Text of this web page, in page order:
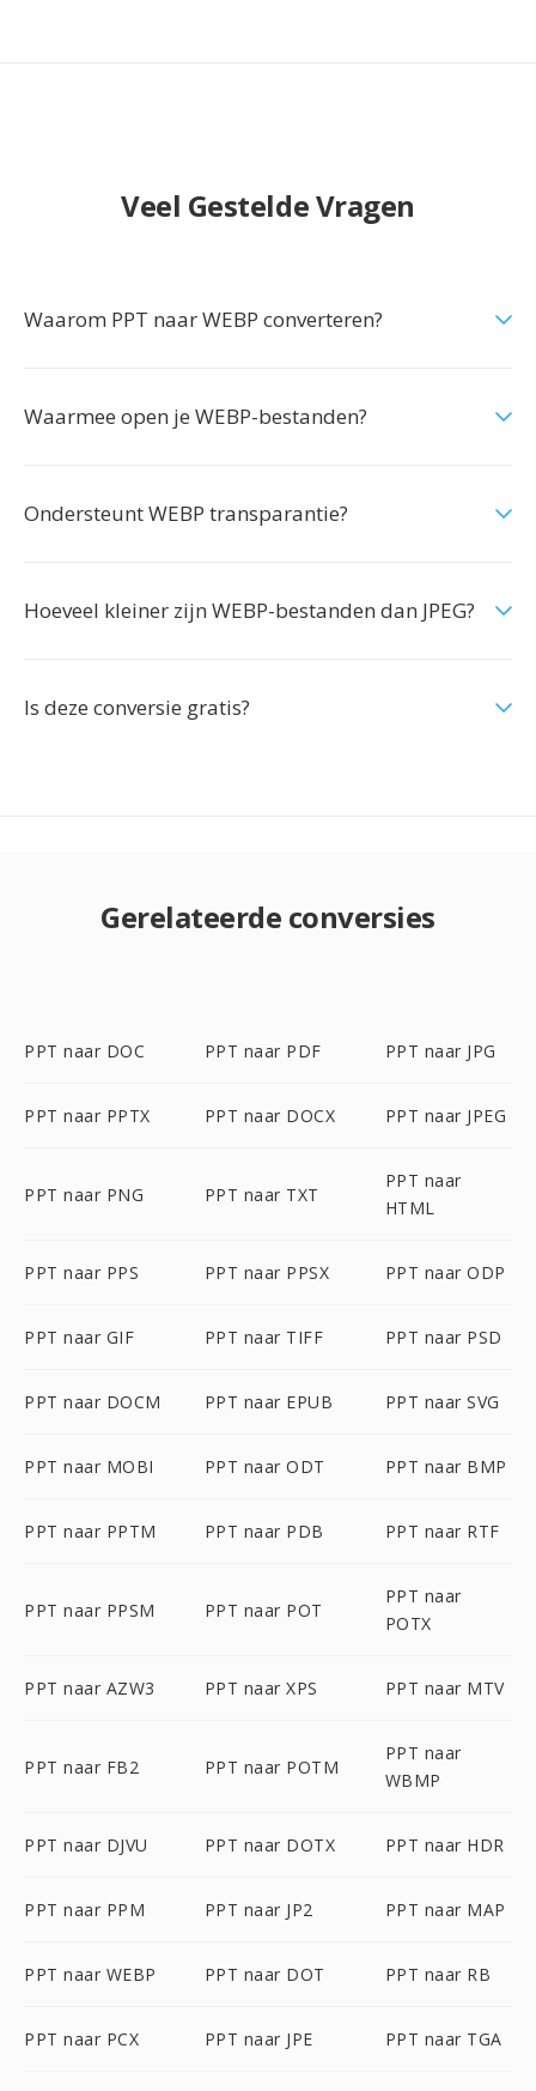
Veel Gestelde Vragen
Waarom PPT naar WEBP converteren?
Waarmee open je WEBP-bestanden?
Ondersteunt WEBP transparantie?
Hoeveel kleiner zijn WEBP-bestanden dan JPEG?
Is deze conversie gratis?
Gerelateerde conversies
PPT naar DOC PPT naar PDF PPT naar JPG
PPT naar PPTX PPT naar DOCX PPT naar JPEG
PPT naar PNG PPT naar TXT
PPT naar
HTML
PPT naar PPS PPT naar PPSX PPT naar ODP
PPT naar GIF PPT naar TIFF PPT naar PSD
PPT naar DOCM PPT naar EPUB PPT naar SVG
PPT naar MOBI PPT naar ODT PPT naar BMP
PPT naar PPTM PPT naar PDB PPT naar RTF
PPT naar PPSM PPT naar POT
PPT naar
POTX
PPT naar AZW3 PPT naar XPS PPT naar MTV
PPT naar FB2 PPT naar POTM
PPT naar
WBMP
PPT naar DJVU PPT naar DOTX PPT naar HDR
PPT naar PPM PPT naar JP2 PPT naar MAP
PPT naar WEBP PPT naar DOT PPT naar RB
PPT naar PCX PPT naar JPE PPT naar TGA